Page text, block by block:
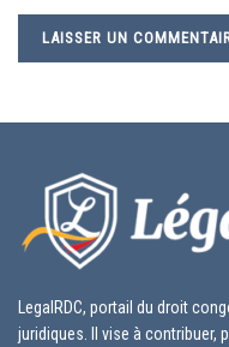
LegalRDC, portail du droit
juridiques. Il vise à contribuer,